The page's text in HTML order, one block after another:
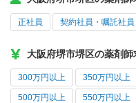
正社員 契約社員・嘱託社員
大阪府堺市堺区の薬剤
300万円以上 350万円以上
500万円以上 550万円以上